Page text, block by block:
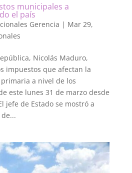
municipales a
el país
Gerencia | Mar 29,
Nicolás Maduro,
impuestos que afectan la
a nivel de los
este lunes 31 de marzo desde
jefe de Estado se mostró a